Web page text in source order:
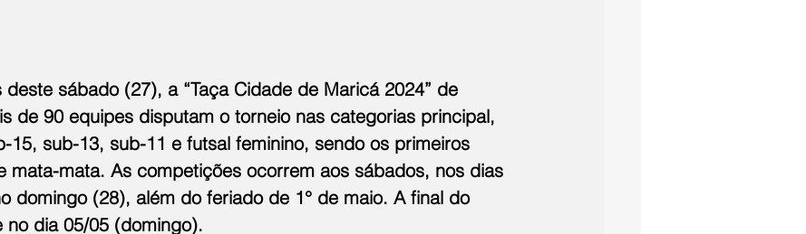
sábado (27), a “Taça Cidade de Maricá 2024” de
de 90 equipes disputam o torneio nas categorias principal,
15, sub-13, sub-11 e futsal feminino, sendo os primeiros
mata-mata. As competições ocorrem aos sábados, nos dias
domingo (28), além do feriado de 1° de maio. A final do
no dia 05/05 (domingo).